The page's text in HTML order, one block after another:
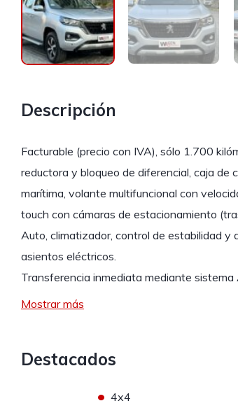
Descripción
Facturable (precio con IVA), sólo 1.700
reductora y bloqueo de diferencial, caja de
marítima, volante multifuncional con
touch con cámaras de estacionamiento
Auto, climatizador, control de estabilidad
asientos eléctricos.
Transferencia inmediata mediante
Mostrar más
Destacados
• 4x4